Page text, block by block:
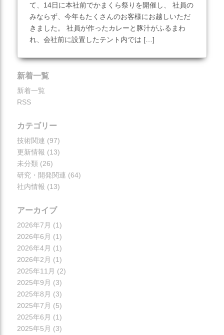
地盤調査
土質調査
斜面対策工設計
土砂災害防止法に基づく基
施設維持管理
て、14日に本社前でかまくら祭りを開催し、 社員の
みならず、今年もたくさんのお客様にお越しいただ
きました。 社員が作ったカレーと豚汁がふるまわ
れ、会社前に設置したテント内では […]
新着一覧
新着一覧
RSS
カテゴリー
技術関連 (97)
更新情報 (13)
未分類 (26)
研究・開発関連 (64)
社内情報 (13)
アーカイブ
2026年7月 (1)
2026年6月 (1)
2026年4月 (1)
2026年2月 (1)
2025年11月 (2)
2025年9月 (3)
2025年8月 (3)
2025年7月 (5)
2025年6月 (1)
2025年5月 (3)